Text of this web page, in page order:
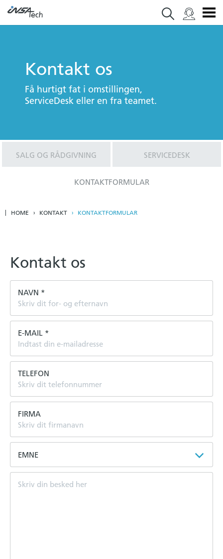
Kontakt os
Få hurtigt fat i omstillingen,
ServiceDesk eller en fra teamet.
SALG OG RÅDGIVNING SERVICEDESK
KONTAKTFORMULAR
HOME KONTAKT KONTAKTFORMULAR
Kontakt os
NAVN *
E-MAIL *
TELEFON
FIRMA
EMNE